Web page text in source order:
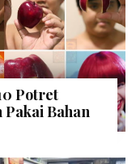
Potret
Bahan